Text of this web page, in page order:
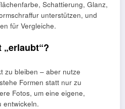
Schattierung, Glanz,
unterstützen, und
für Vergleiche.
„erlaubt“?
zu bleiben – aber nutze
Formen statt nur zu
Fotos, um eine eigene,
entwickeln.